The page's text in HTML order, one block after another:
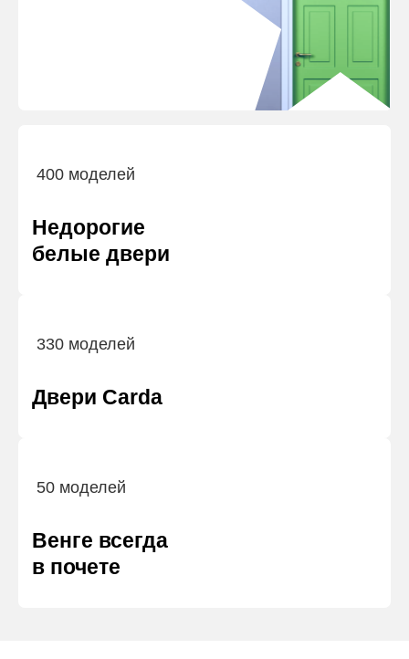
400 моделей
Недорогие
белые двери
330 моделей
Двери Carda
50 моделей
Венге всегда
в почете